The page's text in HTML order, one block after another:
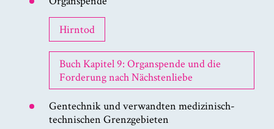
Hirntod
Buch Kapitel 9: Organspende und die
Forderung nach Nächstenliebe
Gentechnik und verwandten medizinisch-
technischen Grenzgebieten